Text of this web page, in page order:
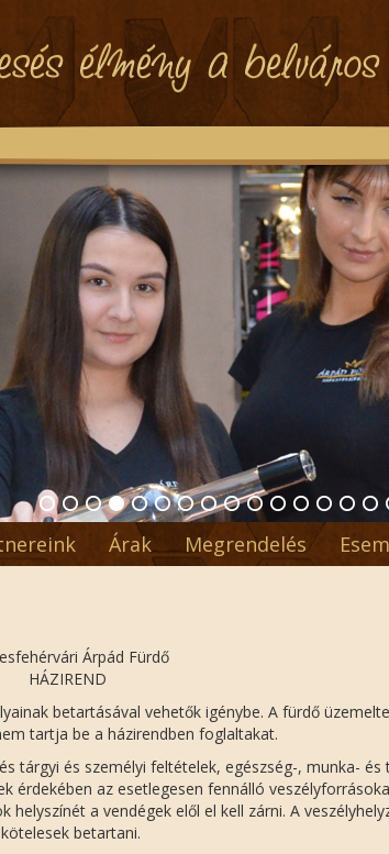
Árak Megrendelés
Árpád Fürdő
HÁZIREND
betartásával vehetők igénybe. A fürdő
tartja be a házirendben foglaltakat.
tárgyi és személyi feltételek, egészség-, munka- és
érdekében az esetlegesen fennálló
a vendégek elől el kell zárni. A
betartani.